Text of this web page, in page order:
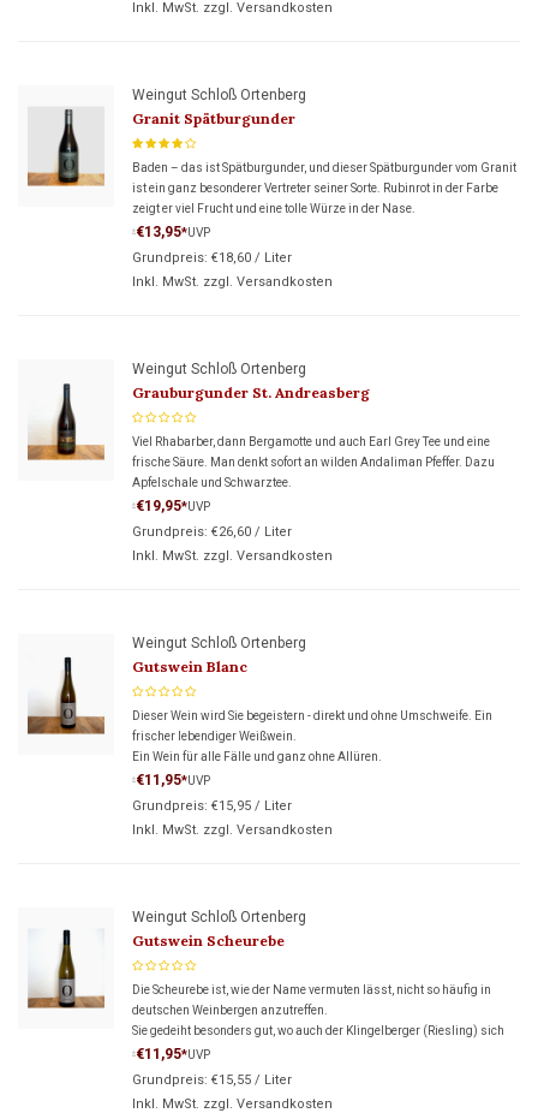
Inkl. MwSt. zzgl. Versandkosten
Weingut Schloß Ortenberg
Granit Spätburgunder
Baden – das ist Spätburgunder, und dieser Spätburgunder vom Granit
ist ein ganz besonderer Vertreter seiner Sorte. Rubinrot in der Farbe
zeigt er viel Frucht und eine tolle Würze in der Nase.
*€13,95*UVP
Grundpreis: €18,60 / Liter
Inkl. MwSt. zzgl. Versandkosten
Weingut Schloß Ortenberg
Grauburgunder St. Andreasberg
Viel Rhabarber, dann Bergamotte und auch Earl Grey Tee und eine
frische Säure. Man denkt sofort an wilden Andaliman Pfeffer. Dazu
Apfelschale und Schwarztee.
*€19,95*UVP
Grundpreis: €26,60 / Liter
Inkl. MwSt. zzgl. Versandkosten
Weingut Schloß Ortenberg
Gutswein Blanc
Dieser Wein wird Sie begeistern - direkt und ohne Umschweife. Ein
frischer lebendiger Weißwein.
Ein Wein für alle Fälle und ganz ohne Allüren.
*€11,95*UVP
Grundpreis: €15,95 / Liter
Inkl. MwSt. zzgl. Versandkosten
Weingut Schloß Ortenberg
Gutswein Scheurebe
Die Scheurebe ist, wie der Name vermuten lässt, nicht so häufig in
deutschen Weinbergen anzutreffen.
Sie gedeiht besonders gut, wo auch der Klingelberger (Riesling) sich
wohl fühlt.
*€11,95*UVP
Grundpreis: €15,55 / Liter
Inkl. MwSt. zzgl. Versandkosten